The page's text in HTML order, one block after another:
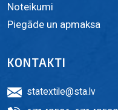
Noteikumi
Piegāde un apmaksa
KONTAKTI
statextile@sta.lv